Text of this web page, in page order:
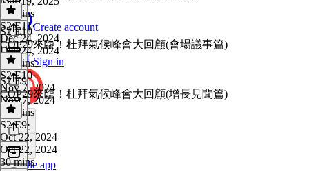
Create account
Sign in
Get the app
48 mins
S2 E11·
Dec 24, 2024
Dec 24, 2024
51 mins
S2 E10
COP29來臨！杜拜氣候峰會大回顧(會場議事篇)
S2 E10·
Nov 7, 2024
Nov 7, 2024
36 mins
S2 E9
COP29來臨！杜拜氣候峰會大回顧(增長見聞篇)
S2 E9·
Oct 22, 2024
Oct 22, 2024
30 mins